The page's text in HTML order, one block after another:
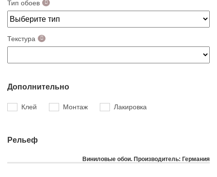
Тип обоев
Текстура
Дополнительно
Клей Монтаж Лакировка
Рельеф
Виниловые обои. Производитель: Германия